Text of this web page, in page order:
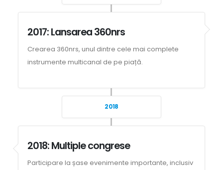
2017: Lansarea 360nrs
Crearea 360nrs, unul dintre cele mai complete
instrumente multicanal de pe piață.
2018
2018: Multiple congrese
Participare la șase evenimente importante, inclusiv